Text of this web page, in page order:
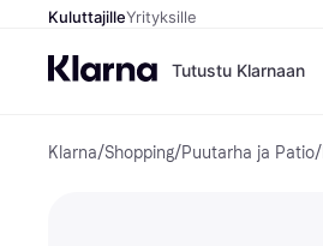
KuluttajilleYrityksille
Tutustu Klarnaan
Klarna/Shopping/Puutarha ja Patio/